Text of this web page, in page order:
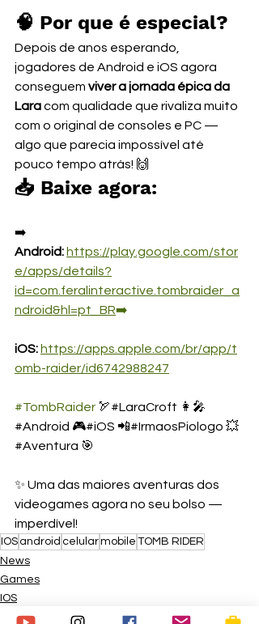
🧠 Por que é especial?
Depois de anos esperando,
jogadores de Android e iOS agora
conseguem viver a jornada épica da
Lara com qualidade que rivaliza muito
com o original de consoles e PC —
algo que parecia impossível até
pouco tempo atrás! 🙌
📥 Baixe agora:
➡️
Android: https://play.google.com/stor
e/apps/details?
id=com.feralinteractive.tombraider_a
ndroid&hl=pt_BR➡️
iOS: https://apps.apple.com/br/app/t
omb-raider/id6742988247
#TombRaider 🏹#LaraCroft 👩‍🎤
#Android 🎮#iOS 📲#IrmaosPiologo 💥
#Aventura 🎯
✨ Uma das maiores aventuras dos
videogames agora no seu bolso —
imperdível!
IOS android celularmobile TOMB RIDER
News
Games
IOS